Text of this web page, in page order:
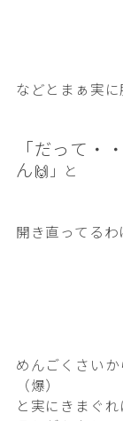
などとまぁ実に
「だって・
ん🙌」と
開き直ってるわ
めんごくさい
（爆）
と実にきまぐれ